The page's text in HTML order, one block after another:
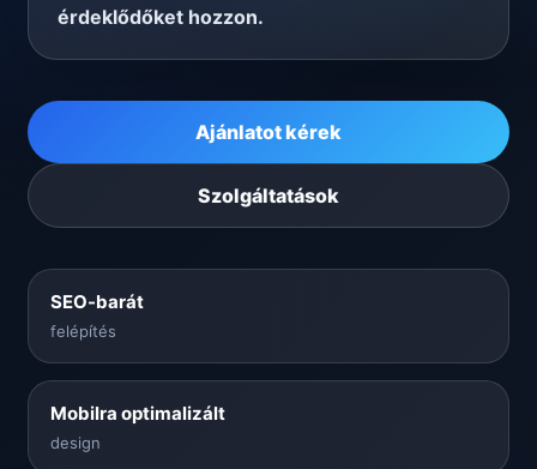
érdeklődőket hozzon.
Ajánlatot kérek
Szolgáltatások
SEO-barát
felépítés
Mobilra optimalizált
design